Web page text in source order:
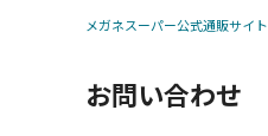
メガネスーパー公式通販サイト
お問い合わせ